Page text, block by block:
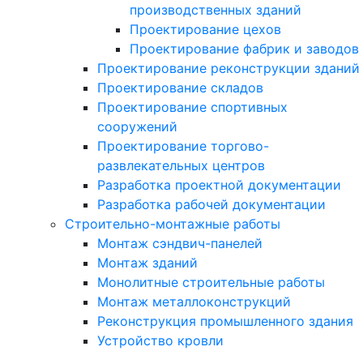
производственных зданий
Проектирование цехов
Проектирование фабрик и заводов
Проектирование реконструкции зданий
Проектирование складов
Проектирование спортивных
сооружений
Проектирование торгово-
развлекательных центров
Разработка проектной документации
Разработка рабочей документации
Строительно-монтажные работы
Монтаж сэндвич-панелей
Монтаж зданий
Монолитные строительные работы
Монтаж металлоконструкций
Реконструкция промышленного здания
Устройство кровли